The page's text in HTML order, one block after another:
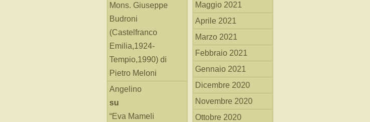
Mons. Giuseppe
Budroni
(Castelfranco
Emilia,1924-
Tempio,1990) di
Pietro Meloni
Angelino
su
“Eva Mameli
Maggio 2021
Aprile 2021
Marzo 2021
Febbraio 2021
Gennaio 2021
Dicembre 2020
Novembre 2020
Ottobre 2020